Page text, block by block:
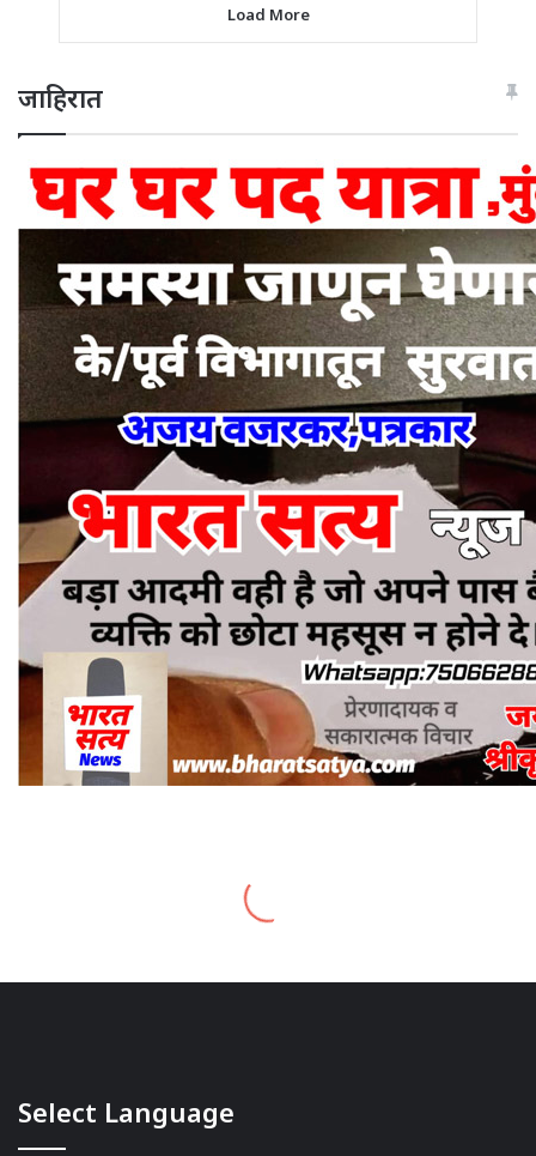
Load More
जाहिरात
Select Language